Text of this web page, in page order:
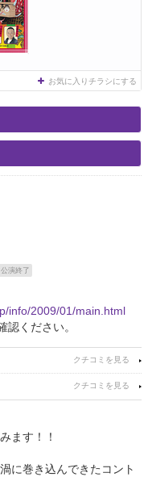
お気に入りチラシにする
公演終了
info/2009/01/main.html
ください。
ます！！
に巻き込んできたコント